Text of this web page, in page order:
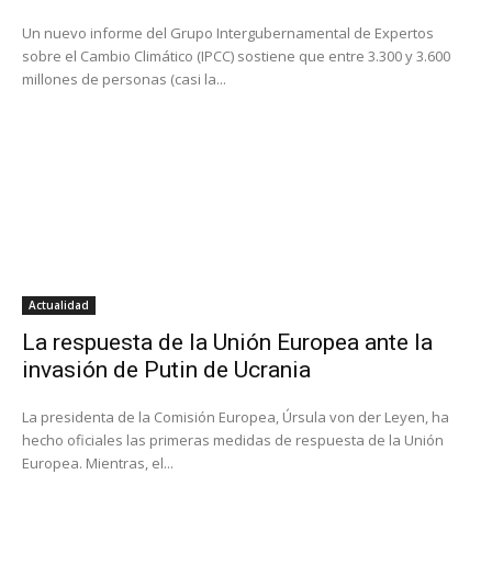
Un nuevo informe del Grupo Intergubernamental de Expertos
sobre el Cambio Climático (IPCC) sostiene que entre 3.300 y 3.600
millones de personas (casi la...
Actualidad
La respuesta de la Unión Europea ante la
invasión de Putin de Ucrania
La presidenta de la Comisión Europea, Úrsula von der Leyen, ha
hecho oficiales las primeras medidas de respuesta de la Unión
Europea. Mientras, el...